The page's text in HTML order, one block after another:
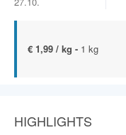
€ 1,99 / kg - 1 kg
HIGHLIGHTS